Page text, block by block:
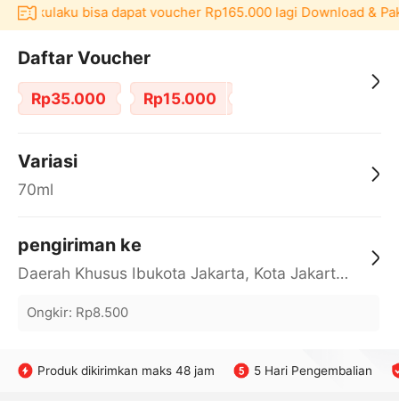
Akulaku bisa dapat voucher Rp165.000 lagi Download &
Daftar Voucher
Rp35.000 Rp15.000
Variasi
70ml
pengiriman ke
Daerah Khusus Ibukota Jakarta, Kota Jakarta Barat, Cengkareng, yy
Ongkir: Rp8.500
Produk dikirimkan maks 48 jam 5 Hari Pengembalian